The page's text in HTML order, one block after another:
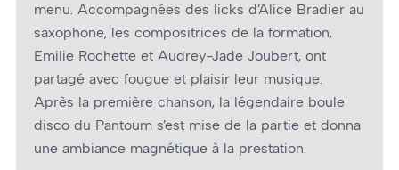
menu. Accompagnées des licks d’Alice Bradier au
saxophone, les compositrices de la formation,
Emilie Rochette et Audrey-Jade Joubert, ont
partagé avec fougue et plaisir leur musique.
Après la première chanson, la légendaire boule
disco du Pantoum s’est mise de la partie et donna
une ambiance magnétique à la prestation.